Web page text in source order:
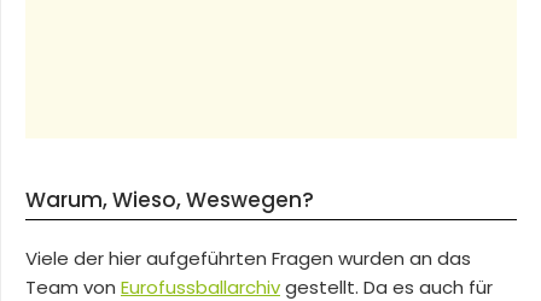
Warum, Wieso, Weswegen?
Viele der hier aufgeführten Fragen wurden an das
Team von Eurofussballarchivgestellt. Da es auch für